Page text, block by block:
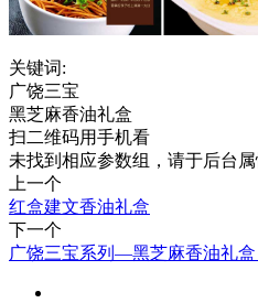
关键词:
广饶三宝
黑芝麻香油礼盒
扫二维码用手机看
未找到相应参数组，请于后台
上一个
红盒建文香油礼盒
下一个
广饶三宝系列—黑芝麻香油礼盒